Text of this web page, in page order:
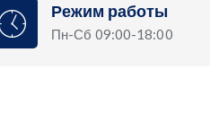
Режим работы
Пн-Сб 09:00-18:00